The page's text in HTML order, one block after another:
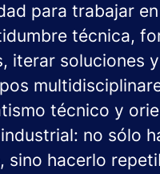
para trabajar
técnica,
iterar soluciones
técnico y
no sólo
sino hacerlo